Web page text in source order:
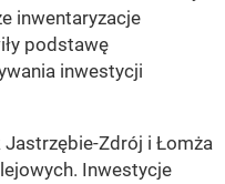
inwentaryzacje
podstawę
inwestycji
Zdrój i Łomża
Inwestycje